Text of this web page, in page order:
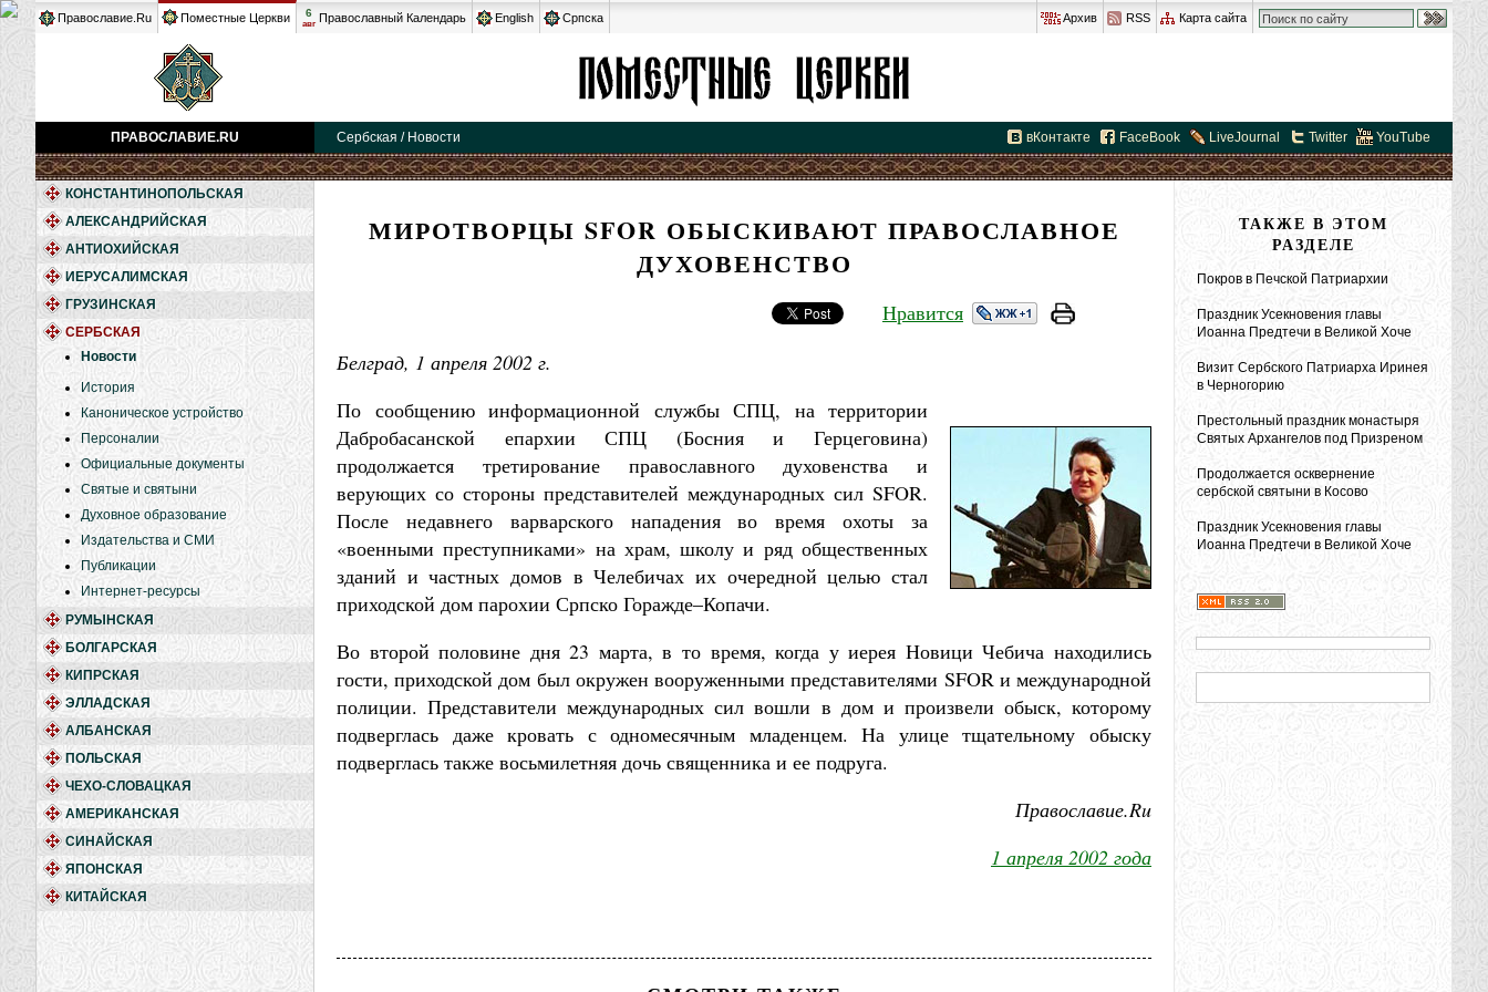
Православие.Ru Поместные Церкви 6
авг Православный Календарь English Српска Архив RSS Карта сайта
ПРАВОСЛАВИЕ.RU Сербская / Новости вКонтакте FaceBook LiveJournal Twitter YouTube
КОНСТАНТИНОПОЛЬСКАЯ
АЛЕКСАНДРИЙСКАЯ
АНТИОХИЙСКАЯ
ИЕРУСАЛИМСКАЯ
ГРУЗИНСКАЯ
СЕРБСКАЯ
Новости
История
Каноническое устройство
Персоналии
Официальные документы
Святые и святыни
Духовное образование
Издательства и СМИ
Публикации
Интернет-ресурсы
РУМЫНСКАЯ
БОЛГАРСКАЯ
КИПРСКАЯ
ЭЛЛАДСКАЯ
АЛБАНСКАЯ
ПОЛЬСКАЯ
ЧЕХО-СЛОВАЦКАЯ
АМЕРИКАНСКАЯ
СИНАЙСКАЯ
ЯПОНСКАЯ
КИТАЙСКАЯ
МИРОТВОРЦЫ SFOR ОБЫСКИВАЮТ ПРАВОСЛАВНОЕ
ДУХОВЕНСТВО
Нравится
Белград, 1 апреля 2002 г.
По сообщению информационной службы СПЦ, на территории
Дабробасанской епархии СПЦ (Босния и Герцеговина)
продолжается третирование православного духовенства и
верующих со стороны представителей международных сил SFOR.
После недавнего варварского нападения во время охоты за
«военными преступниками» на храм, школу и ряд общественных
зданий и частных домов в Челебичах их очередной целью стал
приходской дом парохии Српско Горажде–Копачи.
Во второй половине дня 23 марта, в то время, когда у иерея Новици Чебича находились
гости, приходской дом был окружен вооруженными представителями SFOR и международной
полиции. Представители международных сил вошли в дом и произвели обыск, которому
подверглась даже кровать с одномесячным младенцем. На улице тщательному обыску
подверглась также восьмилетняя дочь священника и ее подруга.
Православие.Ru
1 апреля 2002 года
ТАКЖЕ В ЭТОМ
РАЗДЕЛЕ
Покров в Печской Патриархии
Праздник Усекновения главы
Иоанна Предтечи в Великой Хоче
Визит Сербского Патриарха Иринея
в Черногорию
Престольный праздник монастыря
Святых Архангелов под Призреном
Продолжается осквернение
сербской святыни в Косово
Праздник Усекновения главы
Иоанна Предтечи в Великой Хоче